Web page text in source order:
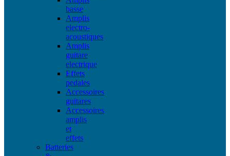
basse
Amplis
electro-
acoustiques
Amplis
guitare
electrique
Effets
pedales
Accessoires
guitares
Accessoires
amplis
et
effets
Batteries